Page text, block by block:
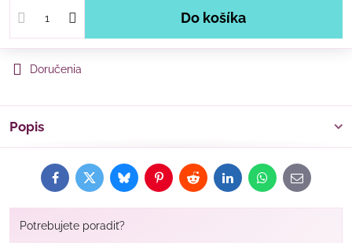
Do košíka
Doručenia
Popis
FacebookTwitterBlueskyPinterestRedditLinkedInWhatsApp
E-
mail
Potrebujete poradiť?